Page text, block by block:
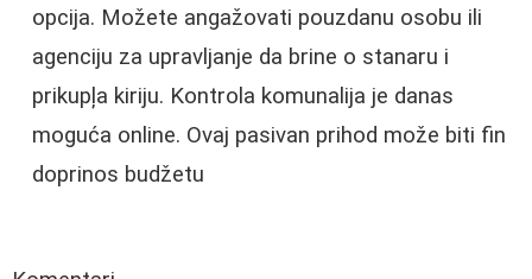
opcija. Možete angažovati pouzdanu osobu ili
agenciju za upravljanje da brine o stanaru i
prikupļa kiriju. Kontrola komunalija je danas
moguća online. Ovaj pasivan prihod može biti fin
doprinos budžetu